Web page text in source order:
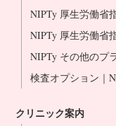
NIPTy 厚生労働省
NIPTy 厚生労働省
NIPTy その他のプ
検査オプション｜
クリニック案内